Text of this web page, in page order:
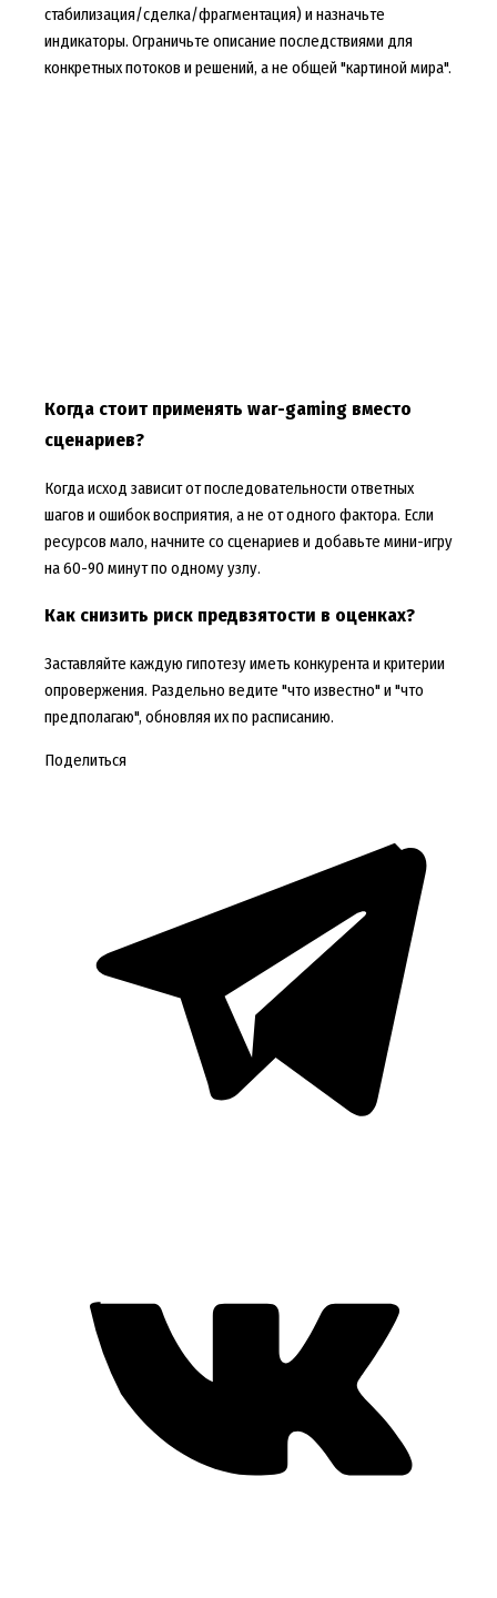
стабилизация/сделка/фрагментация) и назначьте
индикаторы. Ограничьте описание последствиями для
конкретных потоков и решений, а не общей "картиной мира".
Когда стоит применять war-gaming вместо
сценариев?
Когда исход зависит от последовательности ответных
шагов и ошибок восприятия, а не от одного фактора. Если
ресурсов мало, начните со сценариев и добавьте мини-игру
на 60-90 минут по одному узлу.
Как снизить риск предвзятости в оценках?
Заставляйте каждую гипотезу иметь конкурента и критерии
опровержения. Раздельно ведите "что известно" и "что
предполагаю", обновляя их по расписанию.
Поделиться